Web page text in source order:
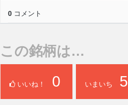
0 コメント
この銘柄は…
いいね！ 0 いまいち 5